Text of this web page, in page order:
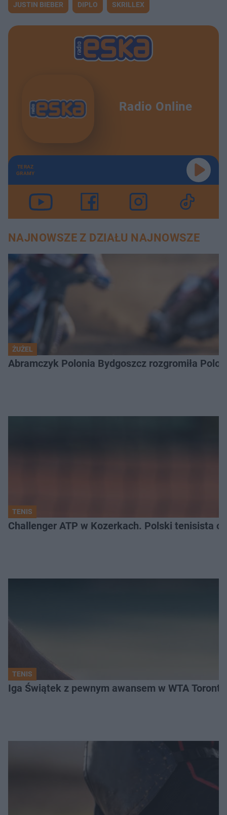
JUSTIN BIEBER DIPLO SKRILLEX
Radio Online
TERAZ
GRAMY
NAJNOWSZE Z DZIAŁU NAJNOWSZE
ŻUŻEL
Abramczyk Polonia Bydgoszcz rozgromiła
TENIS
Challenger ATP w Kozerkach. Polski tenisista
TENIS
Iga Świątek z pewnym awansem w WTA